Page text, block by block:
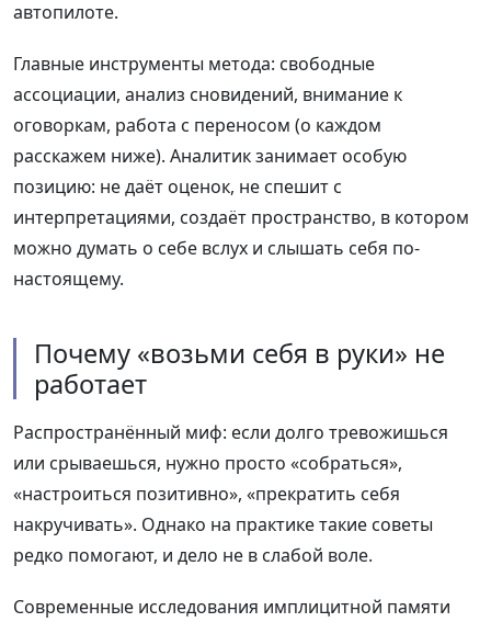
автопилоте.
Главные инструменты метода: свободные
ассоциации, анализ сновидений, внимание к
оговоркам, работа с переносом (о каждом
расскажем ниже). Аналитик занимает особую
позицию: не даёт оценок, не спешит с
интерпретациями, создаёт пространство, в котором
можно думать о себе вслух и слышать себя по-
настоящему.
Почему «возьми себя в руки» не
работает
Распространённый миф: если долго тревожишься
или срываешься, нужно просто «собраться»,
«настроиться позитивно», «прекратить себя
накручивать». Однако на практике такие советы
редко помогают, и дело не в слабой воле.
Современные исследования имплицитной памяти